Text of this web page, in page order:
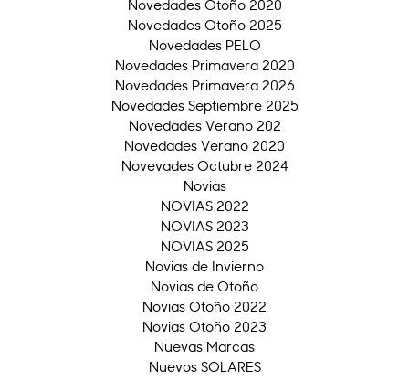
Novedades Otoño 2020
Novedades Otoño 2025
Novedades PELO
Novedades Primavera 2020
Novedades Primavera 2026
Novedades Septiembre 2025
Novedades Verano 202
Novedades Verano 2020
Novevades Octubre 2024
Novias
NOVIAS 2022
NOVIAS 2023
NOVIAS 2025
Novias de Invierno
Novias de Otoño
Novias Otoño 2022
Novias Otoño 2023
Nuevas Marcas
Nuevos SOLARES